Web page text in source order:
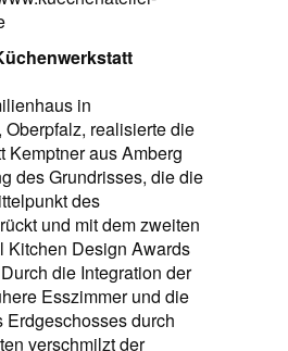
in
realisierte die
Kemptner aus Amberg
des Grundrisses, die die
des
und mit dem zweiten
Kitchen Design Awards
die Integration der
Esszimmer und die
Erdgeschosses durch
verschmilzt der